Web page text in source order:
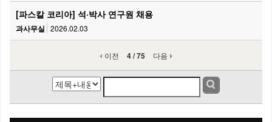
[파스칼 코리아] 석·박사 연구원 채용
과사무실 2026.02.03
이전 4 / 75 다음